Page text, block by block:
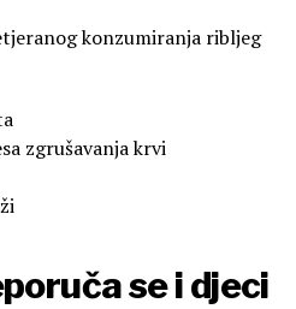
konzumiranja ribljeg
zgrušavanja krvi
se i djeci